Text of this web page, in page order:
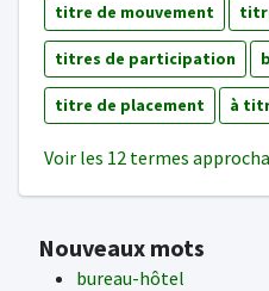
titre de mouvement
titres de participation
titre de placement à
Voir les 12 termes
Nouveaux mots
bureau-hôtel